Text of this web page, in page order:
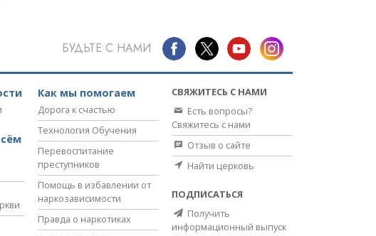
БУДЬТЕ С НАМИ
Как мы помогаем
Дорога к счастью
Технология Обучения
Перевоспитание
преступников
Помощь в избавлении от
наркозависимости
Правда о наркотиках
СВЯЖИТЕСЬ С НАМИ
Есть вопросы?
Свяжитесь с нами
Отзыв о сайте
Найти церковь
ПОДПИСАТЬСЯ
Получить
информационный выпуск